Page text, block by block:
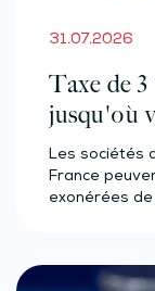
31.07.2026
Taxe de 3
jusqu'où
Les sociétés
France
exonérées